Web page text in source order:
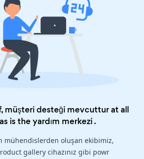
müşteri desteği mevcuttur at all
is theyardım merkezi.
mühendislerden oluşan ekibimiz,
gallery cihazınız gibi powr